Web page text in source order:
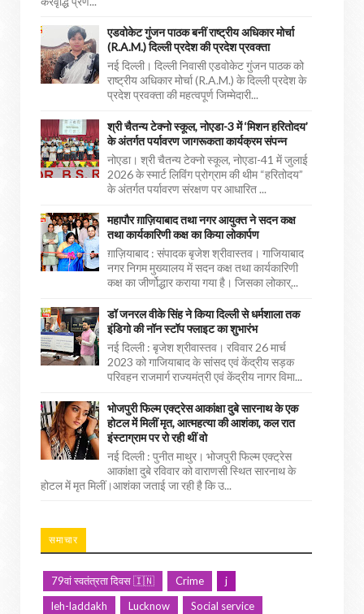
एडवोकेट गुंजन पाठक बनीं राष्ट्रीय अधिकार मोर्चा
(R.A.M.) दिल्ली प्रदेश की प्रदेश प्रवक्ता
नई दिल्ली। दिल्ली निवासी एडवोकेट गुंजन पाठक को
राष्ट्रीय अधिकार मोर्चा (R.A.M.) के दिल्ली प्रदेश के
प्रदेश प्रवक्ता की महत्वपूर्ण जिम्मेदारी...
श्री चैतन्य टेक्नो स्कूल, नोएडा-3 में ‘मिशन हरितोदय’
के अंतर्गत पर्यावरण जागरूकता कार्यक्रम संपन्न
नोएडा। श्री चैतन्य टेक्नो स्कूल, नोएडा-41 में जुलाई
2026 के स्मार्ट लिविंग प्रोग्राम की थीम “हरितोदय”
के अंतर्गत पर्यावरण संरक्षण पर आधारित ...
महापौर ग़ाज़ियाबाद तथा नगर आयुक्त ने सदन कक्ष
तथा कार्यकारिणी कक्ष का किया लोकार्पण
ग़ाज़ियाबाद : संपादक बृजेश श्रीवास्तव। गाजियाबाद
नगर निगम मुख्यालय में सदन कक्ष तथा कार्यकारिणी
कक्ष का जीर्णोद्धार कराया गया है। जिसका लोकार्...
डॉ जनरल वीके सिंह ने किया दिल्ली से धर्मशाला तक
इंडिगो की नॉन स्टॉप फ्लाइट का शुभारंभ
नई दिल्ली : बृजेश श्रीवास्तव। रविवार 26 मार्च
2023 को गाजियाबाद के सांसद एवं केंद्रीय सड़क
परिवहन राजमार्ग राज्यमंत्री एवं केंद्रीय नागर विमा...
भोजपुरी फिल्म एक्ट्रेस आकांक्षा दुबे सारनाथ के एक
होटल में मिलीं मृत, आत्महत्या की आशंका, कल रात
इंस्टाग्राम पर रो रही थीं वो
नई दिल्ली : पुनीत माथुर। भोजपुरी फिल्म एक्ट्रेस
आकांक्षा दुबे रविवार को वाराणसी स्थित सारनाथ के
होटल में मृत मिलीं।आशंका जताई जा रही है कि उ...
समाचार
79वां स्वतंत्रता दिवस 🇮🇳 Crime
j
leh-laddakh
Lucknow
Social service